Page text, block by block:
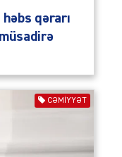
qərarı
CƏMIYYƏT